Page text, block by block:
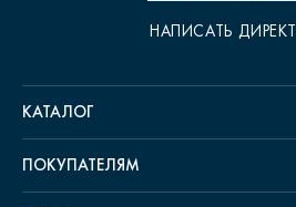
НАПИСАТЬ
КАТАЛОГ
ПОКУПАТЕЛЯМ